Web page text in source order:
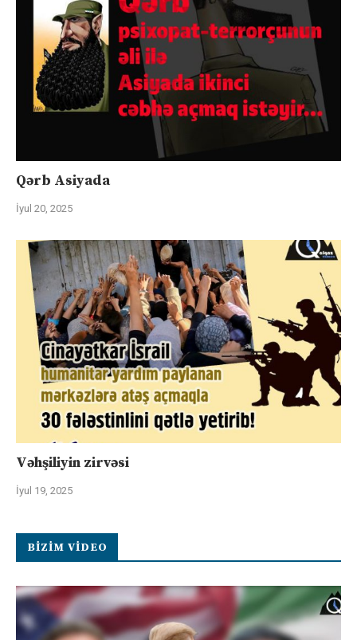
Qərb Asiyada
İyul 20, 2025
Vəhşiliyin zirvəsi
İyul 19, 2025
BIZIM VIDEO